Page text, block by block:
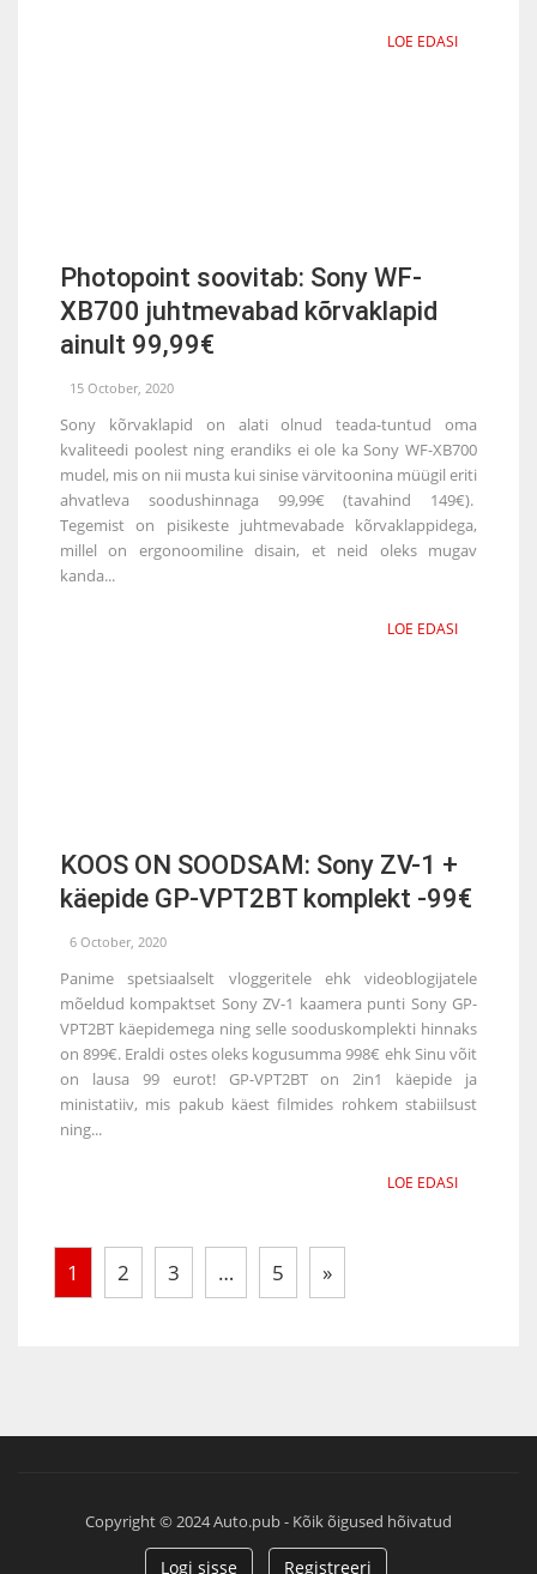
LOE EDASI
Photopoint soovitab: Sony WF-
XB700 juhtmevabad kõrvaklapid
ainult 99,99€
15 October, 2020
Sony kõrvaklapid on alati olnud teada-tuntud oma
kvaliteedi poolest ning erandiks ei ole ka Sony WF-XB700
mudel, mis on nii musta kui sinise värvitoonina müügil eriti
ahvatleva soodushinnaga 99,99€ (tavahind 149€).
Tegemist on pisikeste juhtmevabade kõrvaklappidega,
millel on ergonoomiline disain, et neid oleks mugav
kanda...
LOE EDASI
KOOS ON SOODSAM: Sony ZV-1 +
käepide GP-VPT2BT komplekt -99€
6 October, 2020
Panime spetsiaalselt vloggeritele ehk videoblogijatele
mõeldud kompaktset Sony ZV-1 kaamera punti Sony GP-
VPT2BT käepidemega ning selle sooduskomplekti hinnaks
on 899€. Eraldi ostes oleks kogusumma 998€ ehk Sinu võit
on lausa 99 eurot! GP-VPT2BT on 2in1 käepide ja
ministatiiv, mis pakub käest filmides rohkem stabiilsust
ning...
LOE EDASI
1 2 3 … 5 »
Copyright © 2024 Auto.pub - Kõik õigused hõivatud
Logi sisse Registreeri